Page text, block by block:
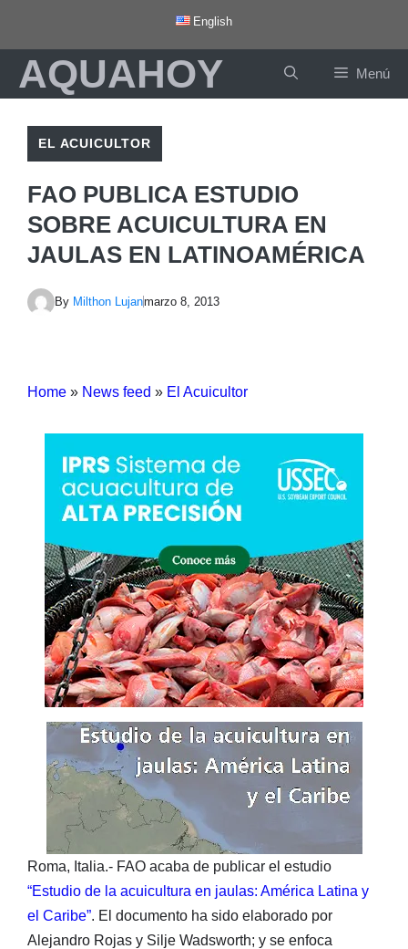
contenido
English
AQUAHOY Menú
EL ACUICULTOR
FAO PUBLICA ESTUDIO
SOBRE ACUICULTURA EN
JAULAS EN LATINOAMÉRICA
By Milthon Lujanmarzo 8, 2013
Home » News feed » El Acuicultor
Roma, Italia.- FAO acaba de publicar el estudio
“Estudio de la acuicultura en jaulas: América Latina y
el Caribe”. El documento ha sido elaborado por
Alejandro Rojas y Silje Wadsworth; y se enfoca